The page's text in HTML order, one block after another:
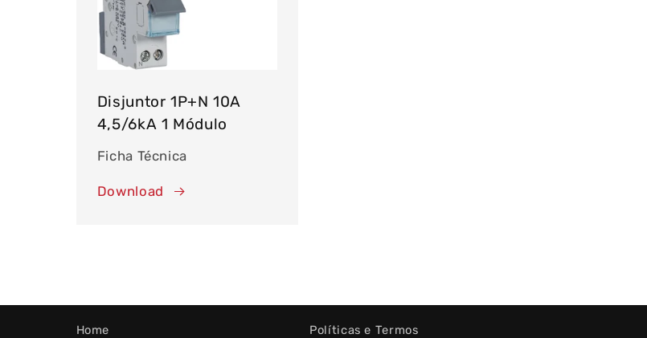
Disjuntor 1P+N 10A
4,5/6kA 1 Módulo
Ficha Técnica
Download
Home
Políticas e Termos